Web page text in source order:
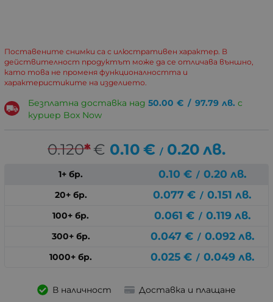
Поставените снимки са с илюстративен характер. В
действителност продуктът може да се отличава външно,
като това не променя функционалността и
характеристиките на изделието.
Безплатна доставка над 50.00 € / 97.79 лв. с
куриер Box Now
0.120*€ 0.10 € / 0.20 лв.
1+ бр. 0.10 € / 0.20 лв.
20+ бр. 0.077 € / 0.151 лв.
100+ бр. 0.061 € / 0.119 лв.
300+ бр. 0.047 € / 0.092 лв.
1000+ бр. 0.025 € / 0.049 лв.
В наличност Доставка и плащане